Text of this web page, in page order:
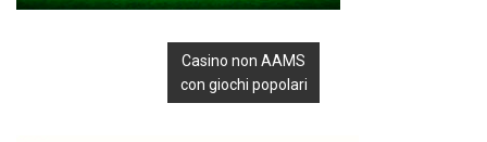
Casino non AAMS
con giochi popolari